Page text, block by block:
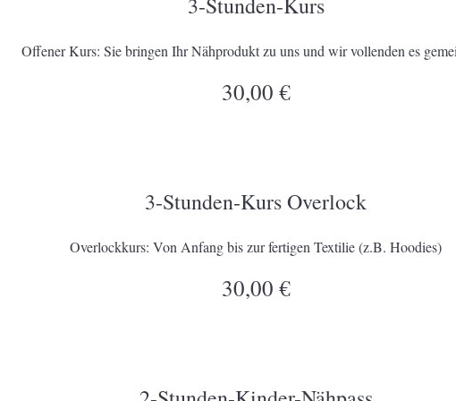
Offener Kurs: Sie bringen Ihr Nähprodukt zu uns und wir vollenden es
30,00 €
3-Stunden-Kurs Overlock
Overlockkurs: Von Anfang bis zur fertigen Textilie (z.B. Hoodies)
30,00 €